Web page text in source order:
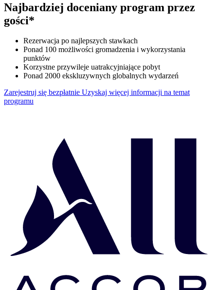
Najbardziej doceniany program przez
gości*
Rezerwacja po najlepszych stawkach
Ponad 100 możliwości gromadzenia i wykorzystania
punktów
Korzystne przywileje uatrakcyjniające pobyt
Ponad 2000 ekskluzywnych globalnych wydarzeń
Zarejestruj się bezpłatnie Uzyskaj więcej informacji na temat
programu